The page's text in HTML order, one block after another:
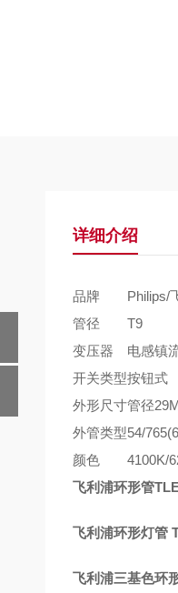
详细介绍
品牌 Philips/
管径
T9
变压器
电感镇
开关类型按钮式
外形尺寸管径
外管类型54/
颜色
4100K/
飞利浦环形管
飞利浦环形灯管
飞利浦三基色环